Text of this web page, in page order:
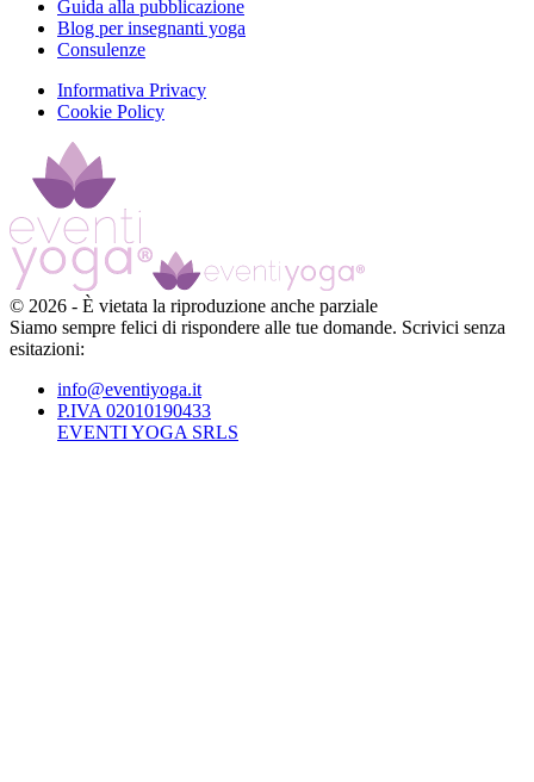
Guida alla pubblicazione
Blog per insegnanti yoga
Consulenze
Informativa Privacy
Cookie Policy
© 2026 - È vietata la riproduzione anche parziale
Siamo sempre felici di rispondere alle tue domande. Scrivici senza
esitazioni:
info@eventiyoga.it
P.IVA 02010190433
EVENTI YOGA SRLS